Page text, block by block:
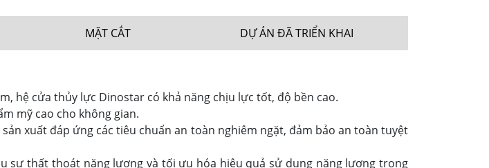
MẶT CẮT DỰ ÁN ĐÃ TRIỂN KHAI
hệ cửa thủy lực Dinostar có khả năng chịu lực tốt, độ bền cao.
mỹ cao cho không gian.
xuất đáp ứng các tiêu chuẩn an toàn nghiêm ngặt, đảm bảo an toàn tuyệt
sự thất thoát năng lượng và tối ưu hóa hiệu quả sử dụng năng lượng trong